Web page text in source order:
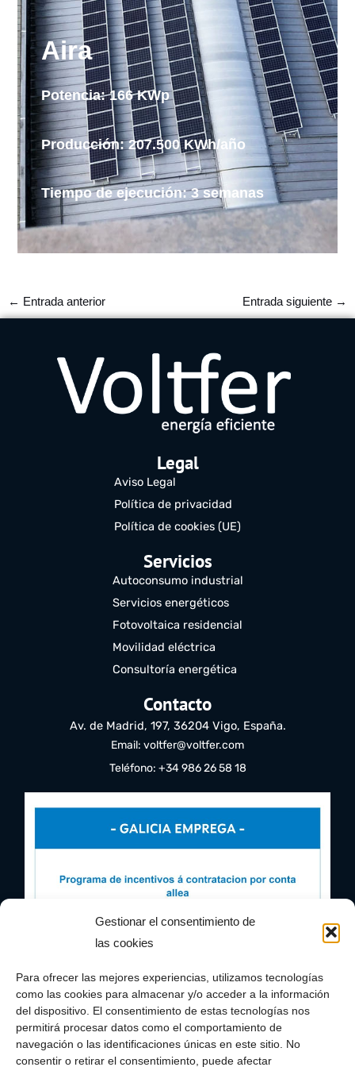
Gestionar el consentimiento de
las cookies
Para ofrecer las mejores experiencias, utilizamos tecnologías
como las cookies para almacenar y/o acceder a la información
del dispositivo. El consentimiento de estas tecnologías nos
permitirá procesar datos como el comportamiento de
navegación o las identificaciones únicas en este sitio. No
consentir o retirar el consentimiento, puede afectar
Aira
Potencia: 166 KWp
Producción: 207.500 KWh/año
Tiempo de ejecución: 3 semanas
← Entrada anterior Entrada siguiente →
Legal
Aviso Legal
Política de privacidad
Política de cookies (UE)
Servicios
Autoconsumo industrial
Servicios energéticos
Fotovoltaica residencial
Movilidad eléctrica
Consultoría energética
Contacto
Av. de Madrid, 197, 36204 Vigo, España.
Email: voltfer@voltfer.com
Teléfono: +34 986 26 58 18